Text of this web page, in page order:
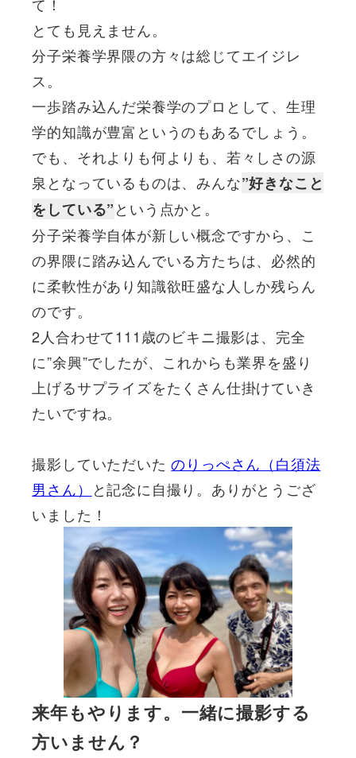
とても見えません。
分子栄養学界隈の方々は総じてエイジレ
ス。
一歩踏み込んだ栄養学のプロとして、生理
学的知識が豊富というのもあるでしょう。
でも、それよりも何よりも、若々しさの源
泉となっているものは、みんな”好きなこと
をしている”という点かと。
分子栄養学自体が新しい概念ですから、こ
の界隈に踏み込んでいる方たちは、必然的
に柔軟性があり知識欲旺盛な人しか残らん
のです。
2人合わせて111歳のビキニ撮影は、完全
に”余興”でしたが、これからも業界を盛り
上げるサプライズをたくさん仕掛けていき
たいですね。
撮影していただいたのりっぺさん（白須法
男さん） と記念に自撮り。ありがとうござ
いました！
来年もやります。一緒に撮影する
方いません？